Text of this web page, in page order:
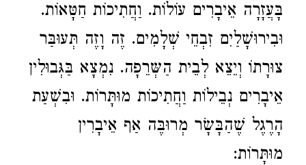
בָּעֲזָרָה אֵיבָרִים עוֹלוֹת. וַחֲתִיכוֹת חַטָּאוֹת.
וּבִירוּשָׁלַיִם זִבְחֵי שְׁלָמִים. זֶה וָזֶה תְּעוּבַּר
צוּרָתוֹ וְיֵצֵא לְבֵית הַשְּרֵפָה. נִמְצָא בַּגְּבוּלִין
אֵיבָרִים נְבֵילוֹת וַחֲתִיכוֹת מוּתָּרוֹת. וּבִשְׁעַת
הָרֶגֶל שֶׁהַבָּשָׂר מְרוּבֶּה אַף אֵיבָרִין
מוּתָּרוֹת: